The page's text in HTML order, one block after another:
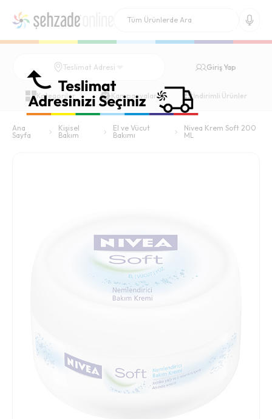
Teslimat Adresi Giriş Yap
Kategoriler Kampanyalar İndirimli Ürünler
Ana
Sayfa
Kişisel
Bakım
El ve Vücut
Bakımı
Nivea Krem Soft 200
ML